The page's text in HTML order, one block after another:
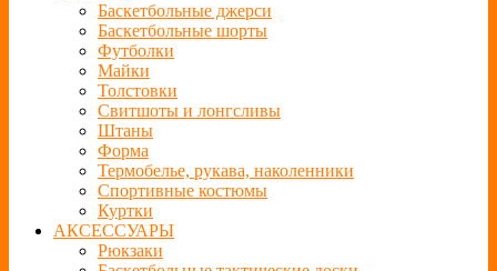
Баскетбольные джерси
Баскетбольные шорты
Футболки
Майки
Толстовки
Свитшоты и лонгсливы
Штаны
Форма
Термобелье, рукава, наколенники
Спортивные костюмы
Куртки
АКСЕССУАРЫ
Рюкзаки